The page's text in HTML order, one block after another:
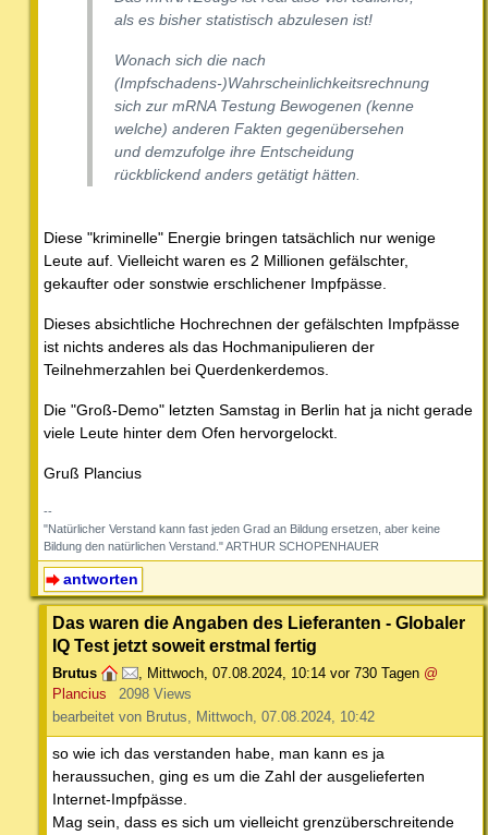
als es bisher statistisch abzulesen ist!
Wonach sich die nach
(Impfschadens-)Wahrscheinlichkeitsrechnung
sich zur mRNA Testung Bewogenen (kenne
welche) anderen Fakten gegenübersehen
und demzufolge ihre Entscheidung
rückblickend anders getätigt hätten.
Diese "kriminelle" Energie bringen tatsächlich nur wenige
Leute auf. Vielleicht waren es 2 Millionen gefälschter,
gekaufter oder sonstwie erschlichener Impfpässe.
Dieses absichtliche Hochrechnen der gefälschten Impfpässe
ist nichts anderes als das Hochmanipulieren der
Teilnehmerzahlen bei Querdenkerdemos.
Die "Groß-Demo" letzten Samstag in Berlin hat ja nicht gerade
viele Leute hinter dem Ofen hervorgelockt.
Gruß Plancius
--
"Natürlicher Verstand kann fast jeden Grad an Bildung ersetzen, aber keine
Bildung den natürlichen Verstand." ARTHUR SCHOPENHAUER
antworten
Das waren die Angaben des Lieferanten - Globaler
IQ Test jetzt soweit erstmal fertig
Brutus , Mittwoch, 07.08.2024, 10:14 vor 730 Tagen @
Plancius
2098 Views
bearbeitet von Brutus, Mittwoch, 07.08.2024, 10:42
so wie ich das verstanden habe, man kann es ja
heraussuchen, ging es um die Zahl der ausgelieferten
Internet-Impfpässe.
Mag sein, dass es sich um vielleicht grenzüberschreitende